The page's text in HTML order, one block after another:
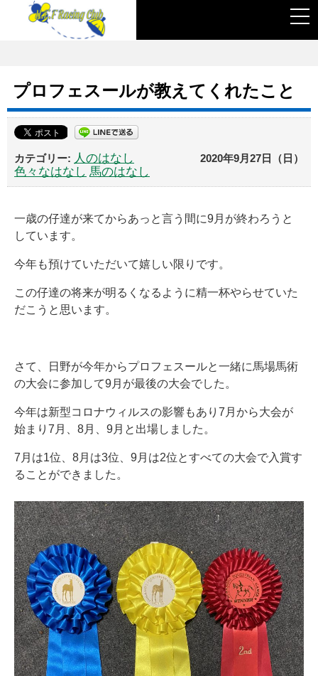
プロフェスールが教えてくれたこと
人のはなし
色々なはなし 馬のはなし
2020年9月27日（日）
一歳の仔達が来てからあっと言う間に9月が終わろうと
しています。
今年も預けていただいて嬉しい限りです。
この仔達の将来が明るくなるように精一杯やらせていた
だこうと思います。
さて、日野が今年からプロフェスールと一緒に馬場馬術
の大会に参加して9月が最後の大会でした。
今年は新型コロナウィルスの影響もあり7月から大会が
始まり7月、8月、9月と出場しました。
7月は1位、8月は3位、9月は2位とすべての大会で入賞す
ることができました。